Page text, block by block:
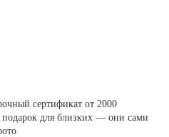
сертификат от 2000
для близких — они сами